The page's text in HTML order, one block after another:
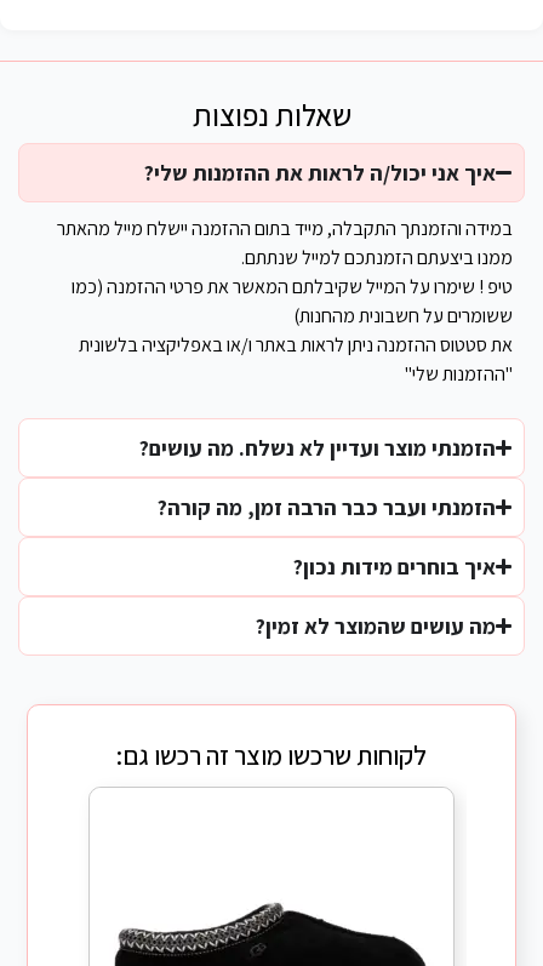
איך אני יכול/ה לראות את ההזמנות שלי?
במידה והזמנתך התקבלה, מייד בתום ההזמנה יישלח מייל מהאתר
ממנו ביצעתם הזמנתכם למייל שנתתם.
טיפ ! שימרו על המייל שקיבלתם המאשר את פרטי ההזמנה (כמו
ששומרים על חשבונית מהחנות)
את סטטוס ההזמנה ניתן לראות באתר ו/או באפליקציה בלשונית
"ההזמנות שלי"
הזמנתי מוצר ועדיין לא נשלח. מה עושים?
הזמנתי ועבר כבר הרבה זמן, מה קורה?
איך בוחרים מידות נכון?
מה עושים שהמוצר לא זמין?
שאלות נפוצות
לקוחות שרכשו מוצר זה רכשו גם: